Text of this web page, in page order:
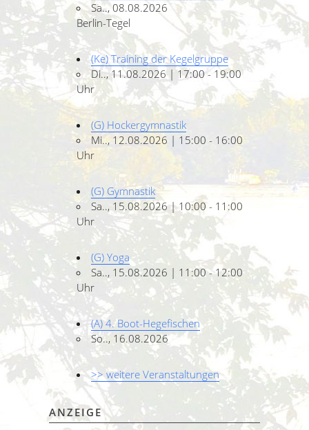
Sa.., 08.08.2026
Berlin-Tegel
(Ke) Training der Kegelgruppe
Di.., 11.08.2026 | 17:00 - 19:00
Uhr
(G) Hockergymnastik
Mi.., 12.08.2026 | 15:00 - 16:00
Uhr
(G) Gymnastik
Sa.., 15.08.2026 | 10:00 - 11:00
Uhr
(G) Yoga
Sa.., 15.08.2026 | 11:00 - 12:00
Uhr
(A) 4. Boot-Hegefischen
So.., 16.08.2026
>> weitere Veranstaltungen
ANZEIGE